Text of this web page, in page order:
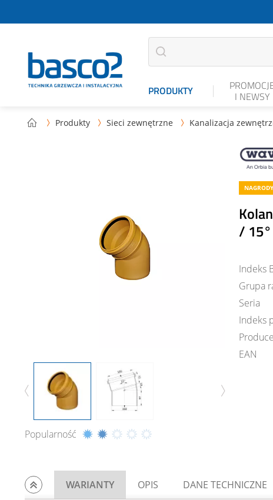
PRODUKTY I NEWSY
 Produkty  Sieci zewnętrzne  Kanalizacja
Popularność
/ 15°
Indeks
Grupa
Seria
Indeks
EAN
WARIANTY OPIS DANE TECHNICZNE